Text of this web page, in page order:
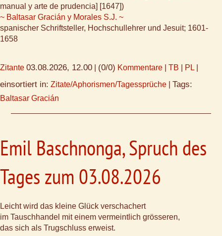
manual y arte de prudencia] [1647])
~ Baltasar Gracián y Morales S.J. ~
spanischer Schriftsteller, Hochschullehrer und Jesuit; 1601-
1658
Zitante 03.08.2026, 12.00 (0/0) Kommentare TB PL
einsortiert in: Zitate/Aphorismen/Tagessprüche Tags:
Baltasar Gracián
Emil Baschnonga, Spruch des
Tages zum 03.08.2026
Leicht wird das kleine Glück verschachert
im Tauschhandel mit einem vermeintlich grösseren,
das sich als Trugschluss erweist.